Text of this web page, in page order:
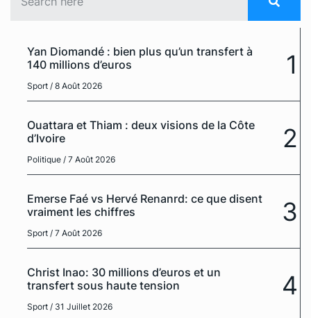
Yan Diomandé : bien plus qu’un transfert à
140 millions d’euros
Sport / 8 Août 2026
1
Ouattara et Thiam : deux visions de la Côte
d’Ivoire
Politique / 7 Août 2026
2
Emerse Faé vs Hervé Renanrd: ce que disent
vraiment les chiffres
Sport / 7 Août 2026
3
Christ Inao: 30 millions d’euros et un
transfert sous haute tension
Sport / 31 Juillet 2026
4